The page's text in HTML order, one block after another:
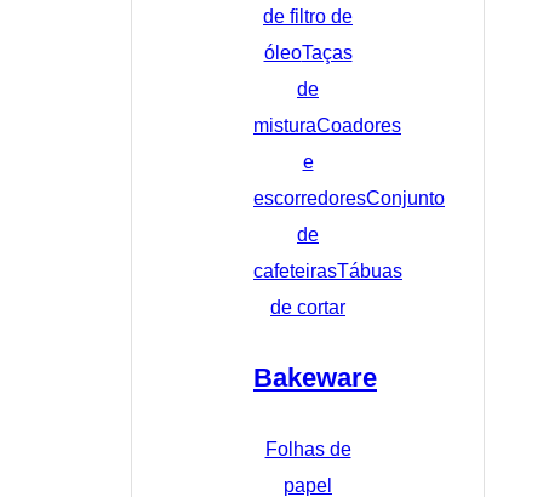
de filtro de
óleoTaças
de
misturaCoadores
e
escorredoresConjunto
de
cafeteirasTábuas
de cortar
Bakeware
Folhas de
papel